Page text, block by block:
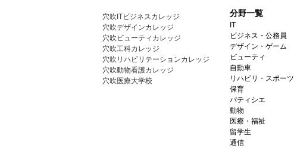
穴吹ITビジネスカレッジ
穴吹デザインカレッジ
穴吹ビューティカレッジ
穴吹工科カレッジ
穴吹リハビリテーションカレッジ
穴吹動物看護カレッジ
穴吹医療大学校
分野一覧
IT
ビジネス・公務員
デザイン・ゲーム
ビューティ
自動車
リハビリ・スポーツ
保育
パティシエ
動物
医療・福祉
留学生
通信